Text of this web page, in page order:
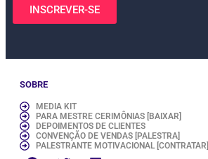
INSCREVER-SE
SOBRE
MEDIA KIT
PARA MESTRE CERIMÔNIAS [BAIXAR]
DEPOIMENTOS DE CLIENTES
CONVENÇÃO DE VENDAS [PALESTRA]
PALESTRANTE MOTIVACIONAL [CONTRATAR]